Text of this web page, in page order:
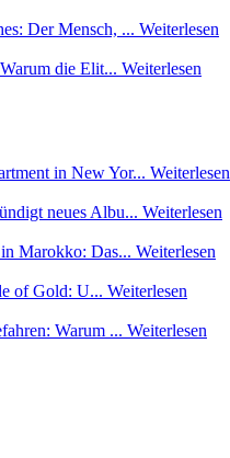
Der Mensch, ... Weiterlesen
die Elit... Weiterlesen
in New Yor... Weiterlesen
neues Albu... Weiterlesen
Marokko: Das... Weiterlesen
of Gold: U... Weiterlesen
Warum ... Weiterlesen